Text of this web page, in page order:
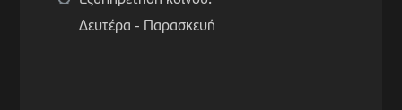
Δευτέρα - Παρασκευή